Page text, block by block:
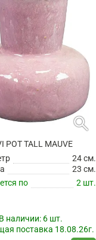
search
POT TALL MAUVE
24 см.
23 см.
по
2 шт.
наличии: 6 шт.
поставка 18.08.26г.